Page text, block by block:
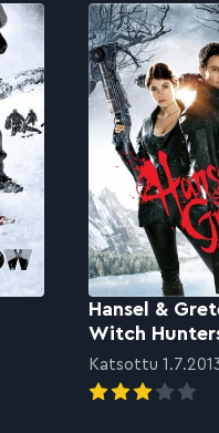
Hansel &
Witch
Katsottu